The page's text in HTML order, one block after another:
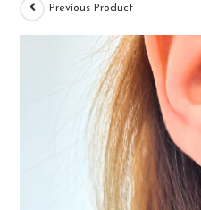
Previous Product